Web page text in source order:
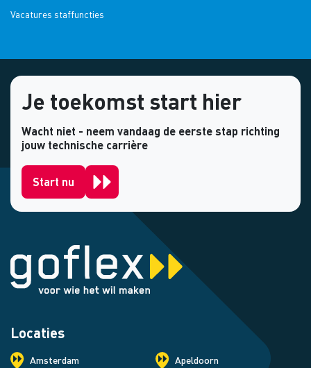
Vacatures staffuncties
Je toekomst start hier
Wacht niet - neem vandaag de eerste stap richting
jouw technische carrière
Start nu
Locaties
Amsterdam Apeldoorn